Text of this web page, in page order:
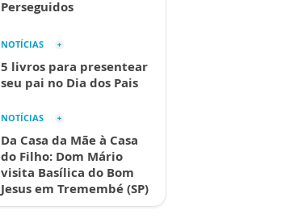
Perseguidos
NOTÍCIAS
5 livros para presentear
seu pai no Dia dos Pais
NOTÍCIAS
Da Casa da Mãe à Casa
do Filho: Dom Mário
visita Basílica do Bom
Jesus em Tremembé (SP)